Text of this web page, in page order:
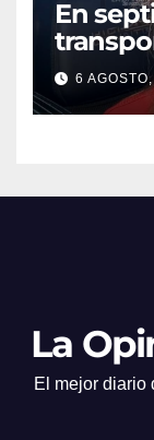
En
Rica
6
La
El mejor diario